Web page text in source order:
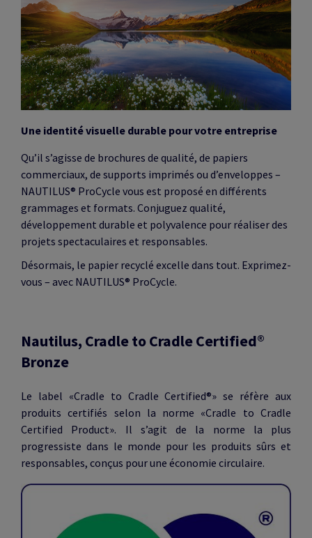
Une identité visuelle durable pour votre entreprise
Qu’il s’agisse de brochures de qualité, de papiers
commerciaux, de supports imprimés ou d’enveloppes –
NAUTILUS® ProCycle vous est proposé en différents
grammages et formats. Conjuguez qualité,
développement durable et polyvalence pour réaliser des
projets spectaculaires et responsables.
Désormais, le papier recyclé excelle dans tout. Exprimez-
vous – avec NAUTILUS® ProCycle.
Nautilus, Cradle to Cradle Certified®
Bronze
Le label «Cradle to Cradle Certified®» se réfère aux
produits certifiés selon la norme «Cradle to Cradle
Certified Product». Il s’agit de la norme la plus
progressiste dans le monde pour les produits sûrs et
responsables, conçus pour une économie circulaire.